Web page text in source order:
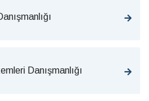
Danışmanlığı